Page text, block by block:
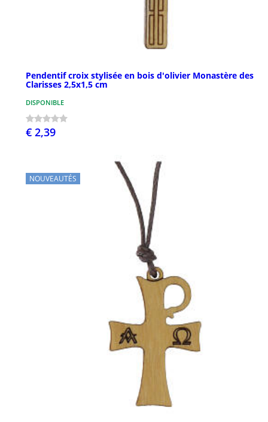
Pendentif croix stylisée en bois d'olivier Monastère des
Clarisses 2,5x1,5 cm
DISPONIBLE
€ 2,39
NOUVEAUTÉS